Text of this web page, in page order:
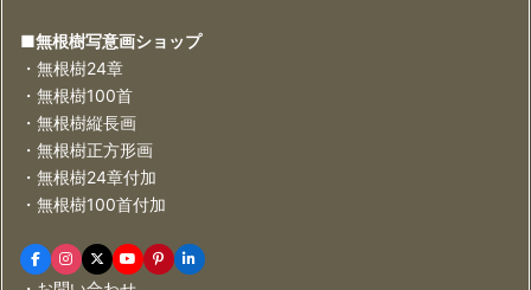
■無根樹写意画ショップ
・無根樹24章
・無根樹100首
・無根樹縦長画
・無根樹正方形画
・無根樹24章付加
・無根樹100首付加